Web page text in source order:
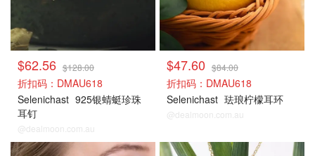
$62.56 $128.00
折扣码：DMAU618
Selenichast 925银蜻蜓珍珠
耳钉
@dealmoon.com.au
$47.60 $84.00
折扣码：DMAU618
Selenichast 珐琅柠檬耳环
@dealmoon.com.au